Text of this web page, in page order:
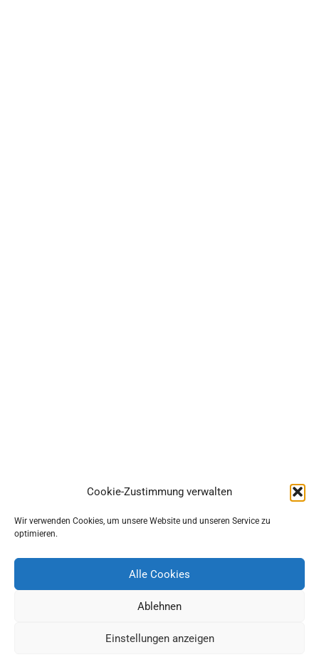
Cookie-Zustimmung verwalten
Wir verwenden Cookies, um unsere Website und unseren Service zu
optimieren.
Alle Cookies
Ablehnen
Einstellungen anzeigen